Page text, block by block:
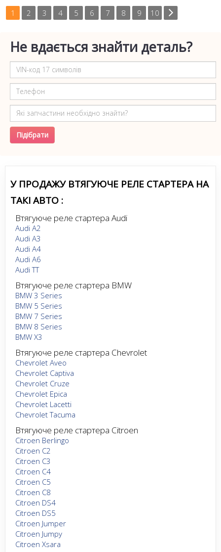
1 2 3 4 5 6 7 8 9 10
Не вдається знайти деталь?
Підібрати
У ПРОДАЖУ ВТЯГУЮЧЕ РЕЛЕ СТАРТЕРА НА
ТАКІ АВТО :
Втягуюче реле стартера Audi
Audi A2
Audi A3
Audi A4
Audi A6
Audi TT
Втягуюче реле стартера BMW
BMW 3 Series
BMW 5 Series
BMW 7 Series
BMW 8 Series
BMW X3
Втягуюче реле стартера Chevrolet
Chevrolet Aveo
Chevrolet Captiva
Chevrolet Cruze
Chevrolet Epica
Chevrolet Lacetti
Chevrolet Tacuma
Втягуюче реле стартера Citroen
Citroen Berlingo
Citroen C2
Citroen C3
Citroen C4
Citroen C5
Citroen C8
Citroen DS4
Citroen DS5
Citroen Jumper
Citroen Jumpy
Citroen Xsara